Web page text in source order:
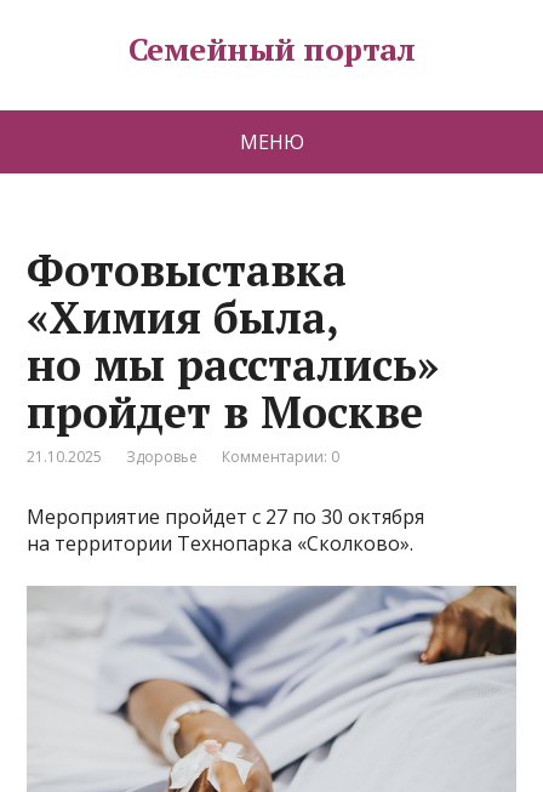
Семейный портал
МЕНЮ
Фотовыставка
«Химия была,
но мы расстались»
пройдет в Москве
21.10.2025 Здоровье Комментарии: 0
Мероприятие пройдет с 27 по 30 октября
на территории Технопарка «Сколково».